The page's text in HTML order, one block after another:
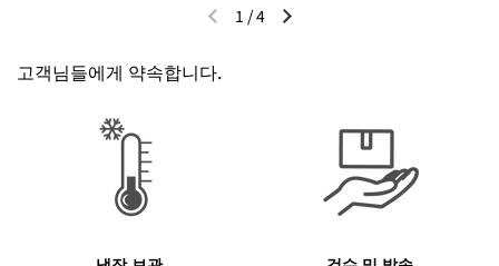
이전 슬라이드다음 슬라이드
1 /4
고객님들에게 약속합니다.